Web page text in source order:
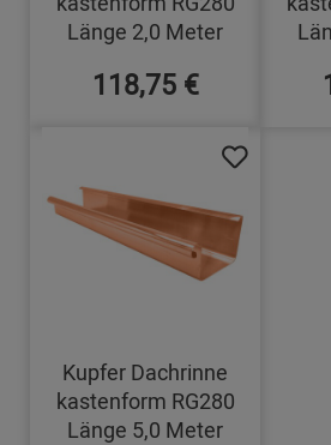
Länge 2,0 Meter
118,75 €
Kupfer Dachrinne
kastenform RG280
Länge 5,0 Meter